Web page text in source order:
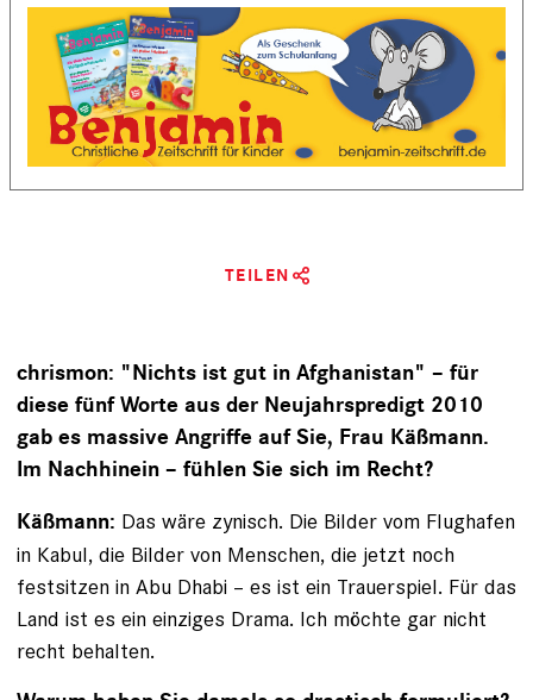
TEILEN
chrismon: "Nichts ist gut in Afghanistan" – für
diese fünf Worte aus der Neujahrspredigt 2010
gab es massive ­Angriffe auf Sie, Frau Käßmann.
Im Nachhinein – fühlen Sie sich im Recht?
Käßmann: Das wäre zynisch. Die Bilder vom Flughafen
in Kabul, die Bilder von Menschen, die jetzt noch
festsitzen in Abu Dhabi – es ist ein Trauerspiel. Für das
Land ist es ein einziges Drama. Ich möchte gar nicht
recht behalten.